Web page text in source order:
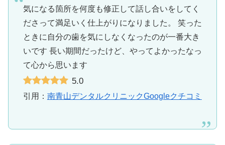
気になる箇所を何度も修正して話し合いをしてく
ださって満足いく仕上がりになりました。 笑った
ときに自分の歯を気にしなくなったのが一番大き
いです 長い期間だったけど、やってよかったなっ
て心から思います
5.0
引用： 南青山デンタルクリニックGoogleクチコミ